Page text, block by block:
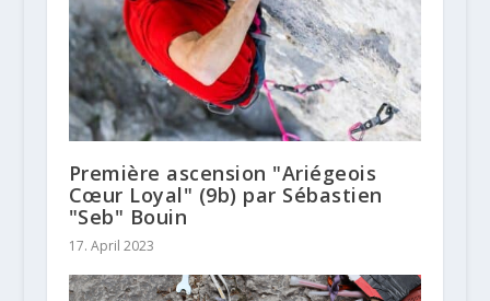
Première ascension "Ariégeois
Cœur Loyal" (9b) par Sébastien
"Seb" Bouin
17. April 2023